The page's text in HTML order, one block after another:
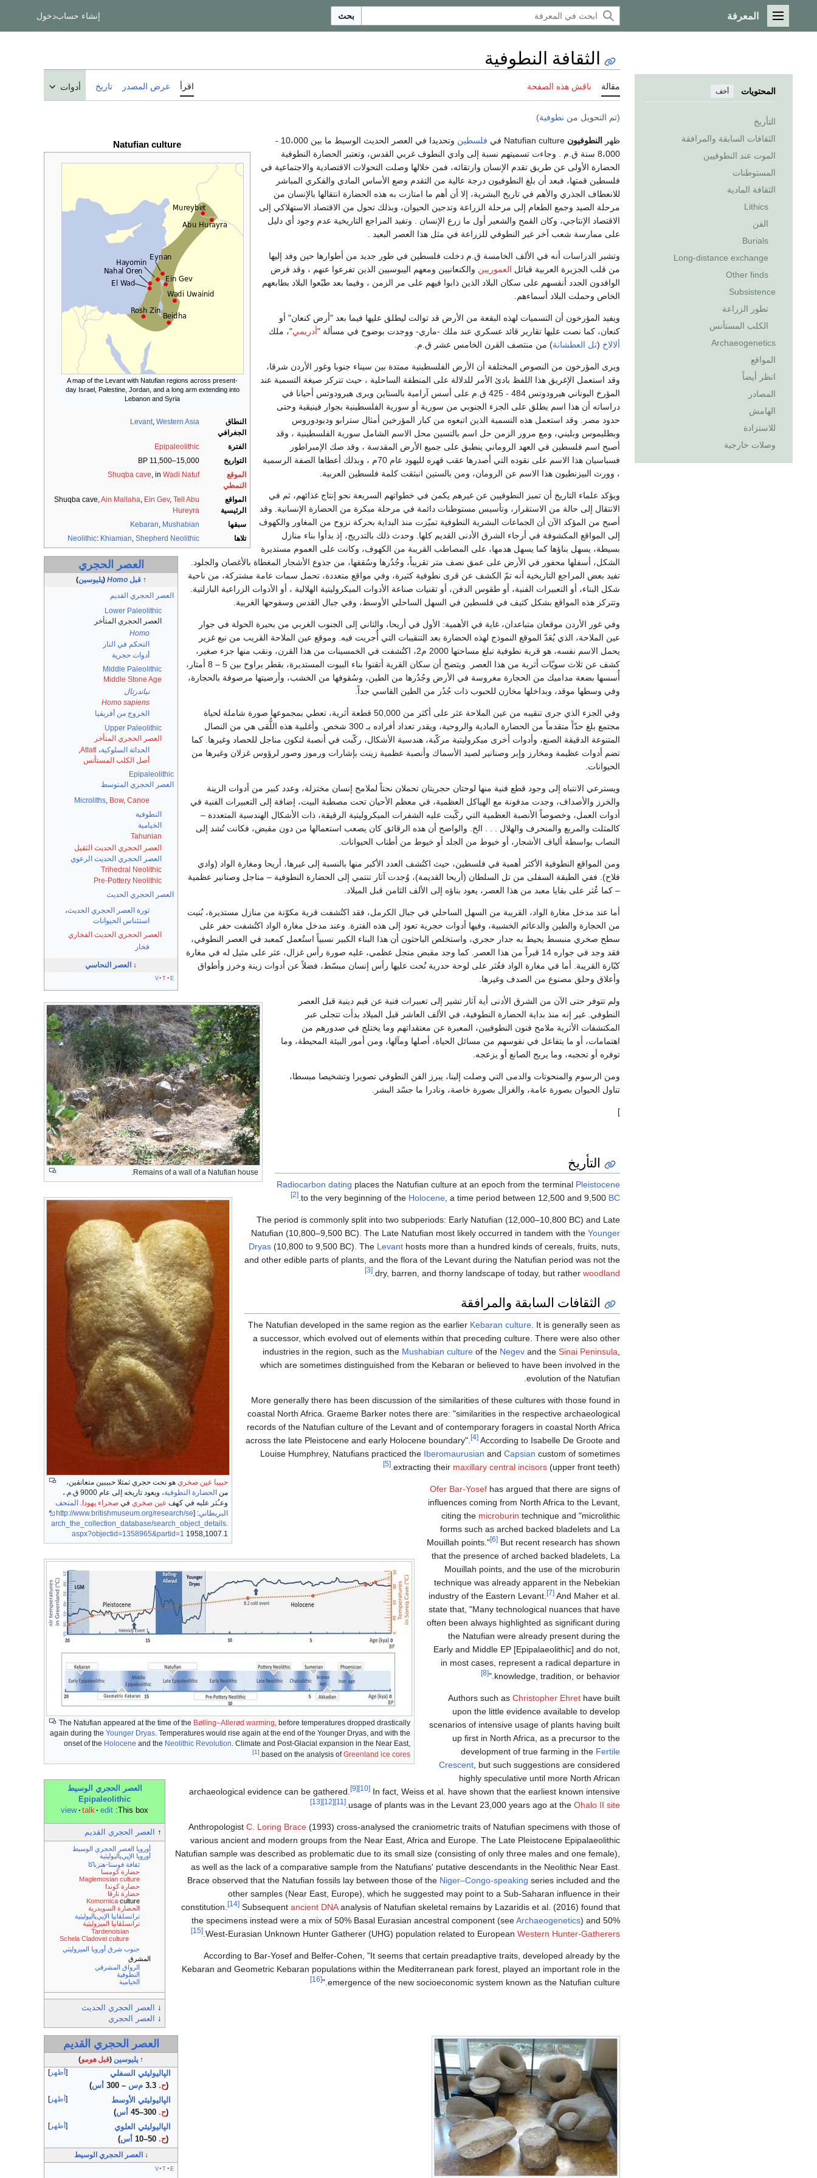
القائمة الرئيسية
المعرفة بحث إنشاء حسابدخول
المحتويات أخف
التأريخ
الثقافات السابقة والمرافقة
الموت عند النطوفيين
المستوطنات
الثقافة المادية
Lithics
الفن
Burials
Long-distance exchange
Other finds
Subsistence
تطور الزراعة
الكلب المستأنس
Archaeogenetics
المواقع
انظر أيضاً
المصادر
الهامش
للاستزادة
وصلات خارجية
الثقافة النطوفية
مقالة ناقش هذه الصفحة اقرأ عرض المصدر تاريخ أدوات
(تم التحويل من نطوفية)
Natufian culture
A map of the Levant with Natufian regions across present-
day Israel, Palestine, Jordan, and a long arm extending into
Lebanon and Syria
النطاق
الجغرافي
Levant, Western Asia
الفترة
Epipaleolithic
التواريخ
15,000–11,500 BP
الموقع
النمطي
Shuqba cave, in Wadi Natuf
المواقع
الرئيسية
Shuqba cave,Ain Mallaha, Ein Gev, Tell Abu
Hureyra
سبقها
Kebaran, Mushabian
تلاها
Neolithic: Khiamian, Shepherd Neolithic
العصر الحجري
↑قبلHomo
(پليوسين)
العصر الحجري القديم
Lower Paleolithic
العصر الحجري المتأخر
Homo
التحكم في النار
أدوات حجرية
Middle Paleolithic
Middle Stone Age
نياندرتال
Homo sapiens
الخروج من أفريقيا
Upper Paleolithic
العصر الحجري المتأخر
الحداثة السلوكية، Atlatl
,
أصل الكلب المستأنس
Epipaleolithic
العصر الحجري المتوسط
Microliths Bow,Canoe
النطوفية
الخيامية
Tahunian
العصر الحجري الحديث الثقيل
العصر الحجري الحديث الرعوي
Trihedral Neolithic
Pre-Pottery Neolithic
العصر الحجري الحديث
ثورة العصر الحجري الحديث،
استئناس الحيوانات
العصر الحجري الحديث الفخاري
فخار
↓ العصر النحاسي
v t e
Remains of a wall of a Natufian house.
ظهر النطوفيون فلسطين
وتحديدا في العصر الحديث الوسيط ما بين 10،000 -
8،000 سنة ق.م . وجاءت تسميتهم نسبة إلى وادي النطوف غربي القدس، وتعتبر الحضارة النطوفية
الحضارة الأولى عن طريق تقدم الإنسان وارتقائه، فمن خلالها وصلت التحولات الاقتصادية والاجتماعية في
فلسطين قمتها، فبعد أن بلغ النطوفيون درجة عالية من التقدم وضع الأساس المادي والفكري المباشر
للانعطاف الجذري والأهم في تاريخ البشرية، إلا أن أهم ما امتازت به هذه الحضارة انتقالها بالإنسان من
مرحلة الصيد وجمع الطعام إلى مرحلة الزراعة وتدجين الحيوان، وبذلك تحول من الاقتصاد الاستهلاكي إلى
الاقتصاد الإنتاجي، وكان القمح والشعير أول ما زرع الإنسان . وتفيد المراجع التاريخية عدم وجود أي دليل
على ممارسة شعب آخر غير النطوفي للزراعة في مثل هذا العصر البعيد .
وتشير الدراسات أنه في الألف الخامسة ق.م دخلت فلسطين في طور جديد من أطوارها حين وفد إليها
من قلب الجزيرة العربية قبائل العموريين والكنعانيين ومعهم اليبوسيين الذين تفرعوا عنهم ، وقد فرض
الوافدون الجدد أنفسهم على سكان البلاد الذين ذابوا فيهم على مر الزمن ، وفيما بعد طبّعوا البلاد بطابعهم
الخاص وحملت البلاد أسماءهم.
ويفيد المؤرخون أن التسميات لهذه البقعة من الأرض قد توالت ليطلق عليها فيما بعد "أرض كنعان" أو
كنعان، كما نصت عليها تقارير قائد عسكري عند ملك -ماري- ووجدت بوضوح في مسألة "أدريمي"، ملك
ألالاخ (تل العطشانة) من منتصف القرن الخامس عشر ق.م.
ويرى المؤرخون من النصوص المختلفة أن الأرض الفلسطينية ممتدة بين سيناء جنوبا وغور الأردن شرقا،
وقد استعمل الإغريق هذا اللفظ بادئ الأمر للدلالة على المنطقة الساحلية ، حيث تتركز صيغة التسمية عند
المؤرخ اليوناني هيرودوتس 484 - 425 ق.م على أسس آرامية بالستاين ويرى هيرودوتس أحيانا في
دراساته أن هذا اسم يطلق على الجزء الجنوبي من سورية أو سورية الفلسطينية بجوار فينيقية وحتى
حدود مصر. وقد استعمل هذه التسمية الذين اتبعوه من كبار المؤرخين أمثال سترابو وديودوروس
وبطليموس وبليني، ومع مرور الزمن حل اسم بالتسين محل الاسم الشامل سورية الفلسطينية ، وقد
أصبح اسم فلسطين في العهد الروماني ينطبق على جميع الأرض المقدسة ، وقد صك الإمبراطور
فسباسيان هذا الاسم على نقوده التي أصدرها عقب قهره لليهود عام 70م ، وبذلك أعطاها الصفة الرسمية
، وورث البيزنطيون هذا الاسم عن الرومان، ومن بالستين انبثقت كلمة فلسطين العربية.
ويؤكد علماء التاريخ أن تميز النطوفيين عن غيرهم يكمن في خطواتهم السريعة نحو إنتاج غذائهم، ثم في
الانتقال إلى حالة من الاستقرار، وتأسيس مستوطنات دائمة في مرحلة مبكرة من الحضارة الإنسانية. وقد
أصبح من المؤكد الآن أن الجماعات البشرية النطوفية تميّزت منذ البداية بحركة نزوح من المغاور والكهوف
إلى المواقع المكشوفة في أرجاء الشرق الأدنى القديم كلها. وحدث ذلك بالتدريج، إذ بدأوا بناء منازل
بسيطة، يسهل بناؤها كما يسهل هدمها، على المصاطب القريبة من الكهوف، وكانت على العموم مستديرة
الشكل، أسفلها محفور في الأرض على عمق نصف متر تقريباً، وجُدُرها وسُقفها، من جذوع الأشجار المغطاة بالأغصان والجلود.
تفيد بعض المراجع التاريخية أنه تمّ الكشف عن قرى نطوفية كثيرة، وفي مواقع متعددة، تحمل سمات عامة مشتركة، من ناحية
شكل البناء، أو التعبيرات الفنية، أو طقوس الدفن، أو تقنيات صناعة الأدوات الميكروليتية الهلالية ، أو الأدوات الزراعية البازلتية.
وتتركز هذه المواقع بشكل كثيف في فلسطين في السهل الساحلي الأوسط، وفي جبال القدس وسفوحها الغربية.
وفي غور الأردن موقعان متباعدان، غاية في الأهمية: الأول في أريحا، والثاني إلى الجنوب الغربي من بحيرة الحولة في جوار
عين الملاحة، الذي يُعَدّ الموقع النموذج لهذه الحضارة بعد التنقيبات التي أُجريت فيه. وموقع عين الملاحة القريب من نبع غزير
يحمل الاسم نفسه، هو قرية نطوفية تبلغ مساحتها 2000 م2، اكتُشفت في الخمسينات من هذا القرن، ونقب منها جزء صغير،
كشف عن ثلاث سويّات أثرية من هذا العصر. ويتضح أن سكان القرية أتقنوا بناء البيوت المستديرة، بقطر يراوح بين 5 – 8 أمتار،
أُسسها بضعة مداميك من الحجارة مغروسة في الأرض وجُدُرها من الطين، وسُقوفها من الخشب، وأرضيتها مرصوفة بالحجارة،
وفي وسطها موقد، وبداخلها مخازن للحبوب ذات جُدُر من الطين القاسي جداً.
وفي الجزء الذي جرى تنقيبه من عين الملاحة عثر على أكثر من 50,000 قطعة أثرية، تعطي بمجموعها صورة شاملة لحياة
مجتمع بلغ حدّاً متقدماً من الحضارة المادية والروحية، ويقدر تعداد أفراده بـ 300 شخص. وأغلبية هذه اللُّقى هي من النصال
المتنوعة الدقيقة الصنع، وأدوات أخرى ميكروليتية مركّبة، هندسية الأشكال، ركّبت في أنصبة لتكون مناجل للحصاد وغيرها. كما
تضم أدوات عظيمة ومخارز وإبر وصنانير لصيد الأسماك وأنصبة عظمية زينت بإشارات ورموز وصور لرؤوس غزلان وغيرها من
الحيوانات.
ويسترعي الانتباه إلى وجود قطع فنية منها لوحتان حجريتان تحملان نحتاً لملامح إنسان مختزلة، وعدد كبير من أدوات الزينة
والخرز والأصداف، وجدت مدفونة مع الهياكل العظمية، في معظم الأحيان تحت مصطبة البيت، إضافة إلى التعبيرات الفنية في
أدوات العمل، وخصوصاً الأنصبة العظمية التي ركّبت عليه الشفرات الميكروليتية الرقيقة، ذات الأشكال الهندسية المتعددة –
كالمثلث والمربع والمنحرف والهلال . . . الخ. والواضح أن هذه الرقائق كان يصعب استعمالها من دون مقبض، فكانت تُشد إلى
النصاب بواسطة ألياف الأشجار، أو خيوط من الجلد أو خيوط من أطناب الحيوانات.
ومن المواقع النطوفية الأكثر أهمية في فلسطين، حيث اكتُشف العدد الأكبر منها بالنسبة إلى غيرها، أريحا ومغارة الواد (وادي
فلاح). ففي الطبقة السفلى من تل السلطان (أريحا القديمة)، وُجدت آثار تنتمي إلى الحضارة النطوفية – مناجل وصنانير عظمية
– كما عُثر على بقايا معبد من هذا العصر، يعود بناؤه إلى الألف الثامن قبل الميلاد.
أما عند مدخل مغارة الواد، القريبة من السهل الساحلي في جبال الكرمل، فقد اكتُشفت قرية مكوّنة من منازل مستديرة، بُنيت
من الحجارة والطين والدعائم الخشبية، وفيها أدوات حجرية تعود إلى هذه الفترة. وعند مدخل مغارة الواد اكتُشفت حفر على
سطح صخري منبسط يحيط به جدار حجري، واستخلص الباحثون أن هذا البناء الكبير نسبياً استُعمل كمعبد في العصر النطوفي،
فقد وجد في جواره 14 قبراً من هذا العصر. كما وجد مقبض منجل عظمي، عليه صورة رأس غزال، عثر على مثيل له في مغارة
كبّارة القريبة. أما في مغارة الواد فعُثر على لوحة حدرية نُحت عليها رأس إنسان مبسّط، فضلاً عن أدوات زينة وخرز وأطواق
وأعلاق وحلق مصنوع من الصدف وغيرها.
ولم تتوفر حتى الآن من الشرق الأدنى أية آثار تشير إلى تعبيرات فنية عن قيم دينية قبل العصر
النطوفي. غير إنه منذ بداية الحضارة النطوفية، في الألف العاشر قبل الميلاد بدأت تتجلى عبر
المكتشفات الأثرية ملامح فنون النطوفيين، المعبرة عن معتقداتهم وما يختلج في صدورهم من
اهتمامات، أو ما يتفاعل في نفوسهم من مسائل الحياة، أصلها ومآلها، ومن أمور البيئة المحيطة، وما
توفره أو تحجبه، وما يريح الصانع أو يزعجه.
ومن الرسوم والمنحوتات والدمى التي وصلت إلينا، يبرز الفن النطوفي تصويرا وتشخيصا مبسطا،
تناول الحيوان بصورة عامة، والغزال بصورة خاصة، ونادرا ما جسّد البشر.
حبيبا عين صخري هو نحت حجري ثمثلا حبيبين متعانقين،
من الحضارة النطوفية
، ويعود تاريخه إلى عام 9000 ق.م.،
وعـُثر عليه في كهف عين صخري في صحراء يهودا . المتحف
البريطاني: [
http://www.britishmuseum.org/research/se
arch_the_collection_database/search_object_details.
aspx?objectid=1358965&partid=1 1958,1007.1
]
التأريخ
The Natufian appeared at the time of the Bølling–Allerød warming, before temperatures dropped drastically
again during the Younger Dryas. Temperatures would rise again at the end of the Younger Dryas, and with the
onset of the Holocene and the Neolithic Revolution. Climate and Post-Glacial expansion in the Near East,
based on the analysis ofGreenland ice cores
.
[1]
العصر الحجري الوسيط
Epipaleolithic
This box:
view talk edit
↑ العصر الحجري القديم
أوروپا العصر الحجري الوسيط
أوروپا الإپي‌پاليوليثية
ثقافة فوسنا-هنزباكا
حضارة كومسا
Maglemosian culture
حضارة كوندا
حضارة نارڤا
Komornicaculture
الحضارة السويدرية
ترانسلڤانيا الإپي‌پاليوليثية
ترانسلڤانيا الميزوليثية
Tardenoisian
Schela Cladovei culture
جنوب شرق أوروپا الميزوليثي
المشرق
الرواق المشرقي
النطوفية
الخيامية
↓
العصر الحجري الحديث
↓
العصر الحجري
العصر الحجري القديم
↑پليوسين (قبلهومو)
أظهر
الپاليوليثي السفلي
(ح. 3.3 م‌س – 300 أس)
أظهر
الپاليوليثي الأوسط
(ح. 300–45 أس)
أظهر
الپاليوليثي العلوي
(ح. 50–10 أس)
↓ العصر الحجري الوسيط
v t e
Radiocarbon dating places the Natufian culture at an epoch from the terminal Pleistocene
to the very beginning of the Holocene, a time period between 12,500 and 9,500 BC
.
[2]
The period is commonly split into two subperiods: Early Natufian (12,000–10,800 BC) and Late
Natufian (10,800–9,500 BC). The Late Natufian most likely occurred in tandem with the Younger
Dryas (10,800 to 9,500 BC). The Levant hosts more than a hundred kinds of cereals, fruits, nuts,
and other edible parts of plants, and the flora of the Levant during the Natufian period was not the
dry, barren, and thorny landscape of today, but rather woodland
.
[3]
الثقافات السابقة والمرافقة
The Natufian developed in the same region as the earlier Kebaran culture . It is generally seen as
a successor, which evolved out of elements within that preceding culture. There were also other
industries in the region, such as the Mushabian culture of the Negev and the Sinai Peninsula
which are sometimes distinguished from the Kebaran or believed to have been involved in the
evolution of the Natufian.
More generally there has been discussion of the similarities of these cultures with those found in
coastal North Africa. Graeme Barker notes there are: "similarities in the respective archaeological
records of the Natufian culture of the Levant and of contemporary foragers in coastal North Africa
across the late Pleistocene and early Holocene boundary".
[4] According to Isabelle De Groote and
Louise Humphrey, Natufians practiced the Iberomaurusian and Capsian custom of sometimes
extracting their maxillary central incisors (upper front teeth).
[5]
Ofer Bar-Yosef has argued that there are signs of
influences coming from North Africa to the Levant,
citing the microburin technique and "microlithic
forms such as arched backed bladelets and La
Mouillah points."
[6] But recent research has shown
that the presence of arched backed bladelets, La
Mouillah points, and the use of the microburin
technique was already apparent in the Nebekian
industry of the Eastern Levant.
[7] And Maher et al.
state that, "Many technological nuances that have
often been always highlighted as significant during
the Natufian were already present during the
Early and Middle EP [Epipalaeolithic] and do not,
in most cases, represent a radical departure in
knowledge, tradition, or behavior."
[8]
Authors such as Christopher Ehret have built
upon the little evidence available to develop
scenarios of intensive usage of plants having built
up first in North Africa, as a precursor to the
development of true farming in the Fertile
Crescent , but such suggestions are considered
highly speculative until more North African
archaeological evidence can be gathered.
[9] [10] In fact, Weiss et al. have shown that the earliest known intensive
usage of plants was in the Levant 23,000 years ago at the Ohalo II site
[11]
[12]
[13]
Anthropologist C. Loring Brace (1993) cross-analysed the craniometric traits of Natufian specimens with those of
various ancient and modern groups from the Near East, Africa and Europe. The Late Pleistocene Epipalaeolithic
Natufian sample was described as problematic due to its small size (consisting of only three males and one female),
as well as the lack of a comparative sample from the Natufians' putative descendants in the Neolithic Near East.
Brace observed that the Natufian fossils lay between those of the Niger–Congo-speaking series included and the
other samples (Near East, Europe), which he suggested may point to a Sub-Saharan influence in their
constitution.
[14] Subsequent ancient DNAanalysis of Natufian skeletal remains by Lazaridis et al. (2016) found that
the specimens instead were a mix of 50% Basal Eurasian ancestral component (seeArchaeogenetics) and 50%
West-Eurasian Unknown Hunter Gatherer (UHG) population related to European Western Hunter-Gatherers
[15]
According to Bar-Yosef and Belfer-Cohen, "It seems that certain preadaptive traits, developed already by the
Kebaran and Geometric Kebaran populations within the Mediterranean park forest, played an important role in the
emergence of the new socioeconomic system known as the Natufian culture."
[16]